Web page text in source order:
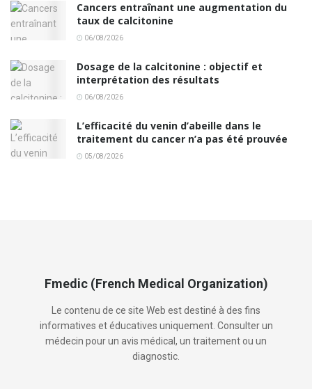
Cancers entraînant une augmentation du
taux de calcitonine
06/08/2026
Dosage de la calcitonine : objectif et
interprétation des résultats
06/08/2026
L’efficacité du venin d’abeille dans le
traitement du cancer n’a pas été prouvée
05/08/2026
Fmedic (French Medical Organization)
Le contenu de ce site Web est destiné à des fins
informatives et éducatives uniquement. Consulter un
médecin pour un avis médical, un traitement ou un
diagnostic.